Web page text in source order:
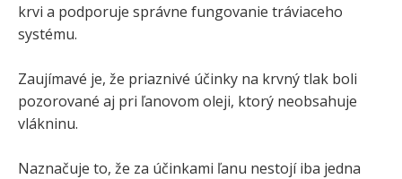
krvi a podporuje správne fungovanie tráviaceho
systému.
Zaujímavé je, že priaznivé účinky na krvný tlak boli
pozorované aj pri ľanovom oleji, ktorý neobsahuje
vlákninu.
Naznačuje to, že za účinkami ľanu nestojí iba jedna